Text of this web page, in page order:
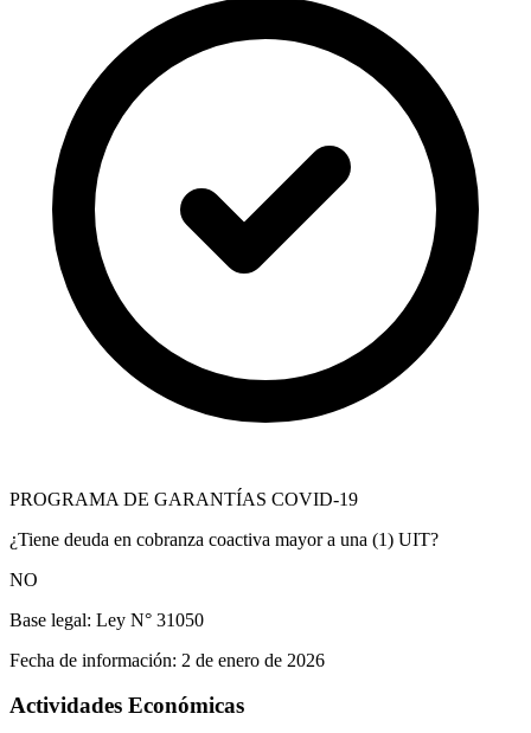
PROGRAMA DE GARANTÍAS COVID-19
¿Tiene deuda en cobranza coactiva mayor a una (1) UIT?
NO
Base legal: Ley N° 31050
Fecha de información: 2 de enero de 2026
Actividades Económicas